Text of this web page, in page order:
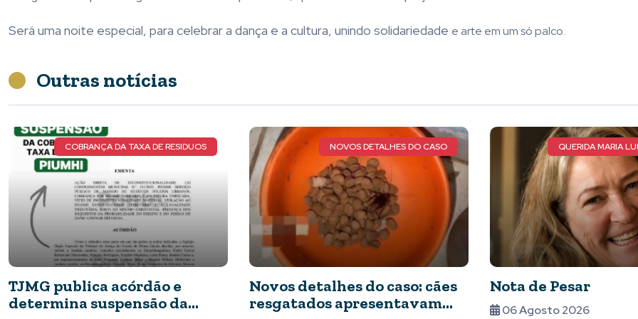
Será uma noite especial, para celebrar a dança e a cultura, unindo solidariedade e arte em um só palco.
Outras notícias
DA TAXA DE RESIDUOS
e
da
NOVOS DETALHES DO CASO
Novos detalhes do caso: cães
resgatados apresentavam
QUERIDA MARIA LUIZA DE FARIA
Nota de Pesar
06 Agosto 2026